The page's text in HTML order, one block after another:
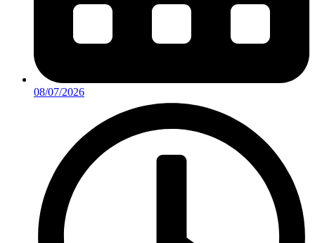
08/07/2026